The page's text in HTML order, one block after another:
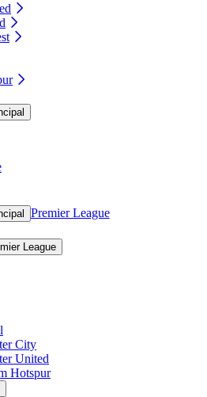
Premier League
League
City
United
Hotspur